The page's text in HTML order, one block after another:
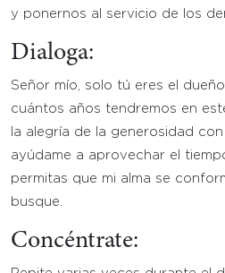
y ponernos al servicio de los
Dialoga:
Señor mío, solo tú eres el
cuántos años tendremos en
la alegría de la generosidad
ayúdame a aprovechar el
permitas que mi alma se
busque.
Concéntrate: